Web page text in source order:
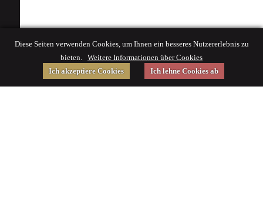
Diese Seiten verwenden Cookies, um Ihnen ein besseres Nutzererlebnis zu
bieten. Weitere Informationen über Cookies
Ich akzeptiere Cookies
Ich lehne Cookies ab